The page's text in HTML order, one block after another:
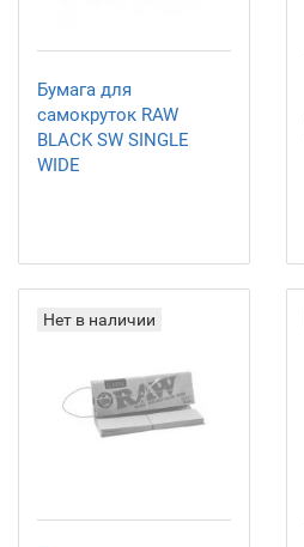
Бумага для
самокруток RAW
BLACK SW SINGLE
WIDE
Нет в наличии